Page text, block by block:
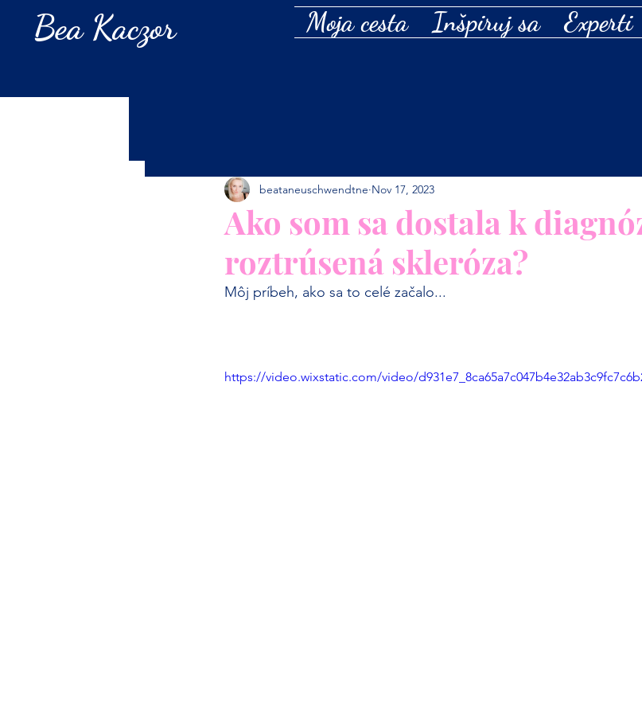
Bea Kaczor Moja cesta Inšpiruj sa Experti
Ako som sa dostala k
roztrúsená skleróza?
beataneuschwendtne Nov 17, 2023
Môj príbeh, ako sa to celé začalo...
https://video.wixstatic.com/video/